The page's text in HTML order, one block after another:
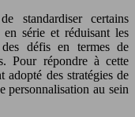
standardiser certains
série et réduisant les
défis en termes de
Pour répondre à cette
adopté des stratégies de
personnalisation au sein